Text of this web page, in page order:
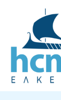
περιεχόμενο